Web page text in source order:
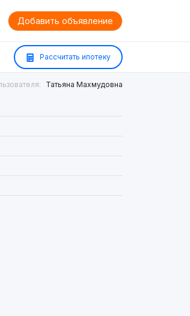
Добавить объявление
Рассчитать ипотеку
Татьяна Махмудовна